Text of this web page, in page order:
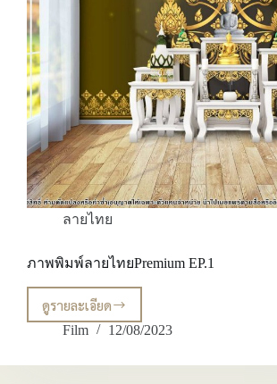
ลายไทย
ภาพพิมพ์ลายไทยPremium EP.1
ดูรายละเอียด
ภาพ
พิมพ์
ไทยPremium
Film 12/08/2023